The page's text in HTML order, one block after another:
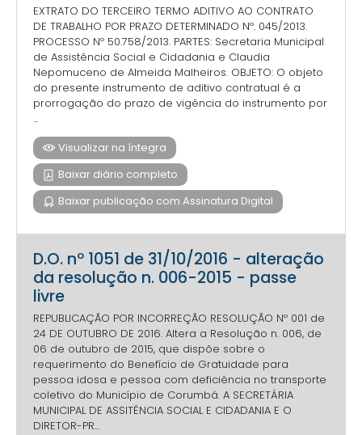
EXTRATO DO TERCEIRO TERMO ADITIVO AO CONTRATO
DE TRABALHO POR PRAZO DETERMINADO Nº. 045/2013.
PROCESSO Nº 50.758/2013. PARTES: Secretaria Municipal
de Assistência Social e Cidadania e Claudia
Nepomuceno de Almeida Malheiros. OBJETO: O objeto
do presente instrumento de aditivo contratual é a
prorrogação do prazo de vigência do instrumento por
...
Visualizar na íntegra
Baixar diário completo
Baixar publicação com Assinatura Digital
D.O. nº 1051 de 31/10/2016 - alteração
da resolução n. 006-2015 - passe
livre
REPUBLICAÇÃO POR INCORREÇÃO RESOLUÇÃO Nº 001 de
24 DE OUTUBRO DE 2016. Altera a Resolução n. 006, de
06 de outubro de 2015, que dispõe sobre o
requerimento do Benefício de Gratuidade para
pessoa idosa e pessoa com deficiência no transporte
coletivo do Município de Corumbá. A SECRETÁRIA
MUNICIPAL DE ASSITÊNCIA SOCIAL E CIDADANIA E O
DIRETOR-PR...